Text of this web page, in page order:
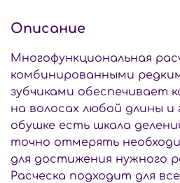
Описание
Многофункциональная
комбинированными
зубчиками обеспечивает
на волосах любой длины
обушке есть шкала
точно отмерять
для достижения нужного
Расческа подходит для